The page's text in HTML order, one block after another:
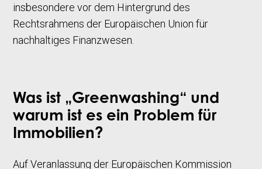
insbesondere vor dem Hintergrund des
Rechtsrahmens der Europäischen Union für
nachhaltiges Finanzwesen.
Was ist „Greenwashing“ und
warum ist es ein Problem für
Immobilien?
Auf Veranlassung der Europäischen Kommission